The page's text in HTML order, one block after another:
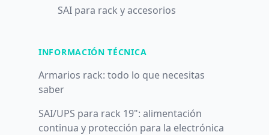
SAI para rack y accesorios
INFORMACIÓN TÉCNICA
Armarios rack: todo lo que necesitas
saber
SAI/UPS para rack 19": alimentación
continua y protección para la electrónica